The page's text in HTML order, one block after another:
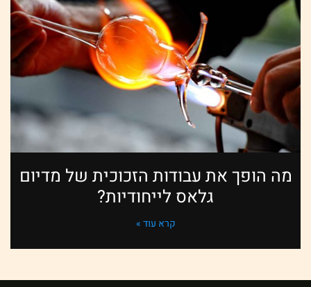
מה הופך את עבודות הזכוכית של מדיום
גלאס לייחודיות?
קרא עוד »